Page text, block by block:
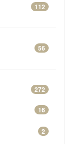
112
56
272
16
2